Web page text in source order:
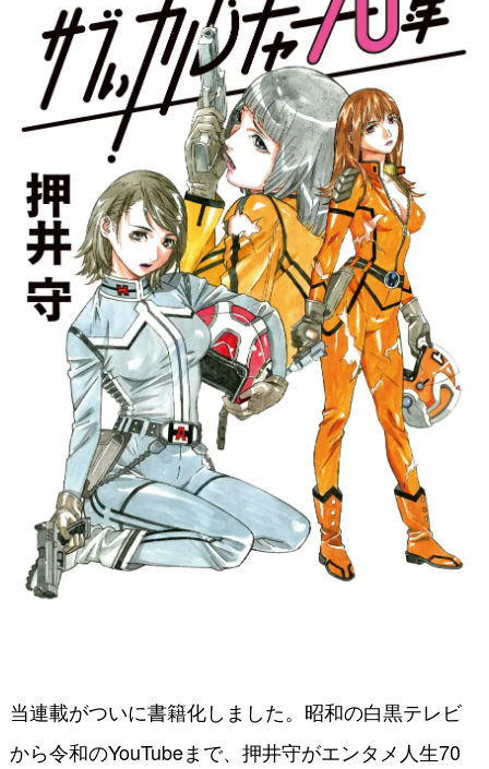
当連載がついに書籍化しました。昭和の白黒テレビ
から令和のYouTubeまで、押井守がエンタメ人生70